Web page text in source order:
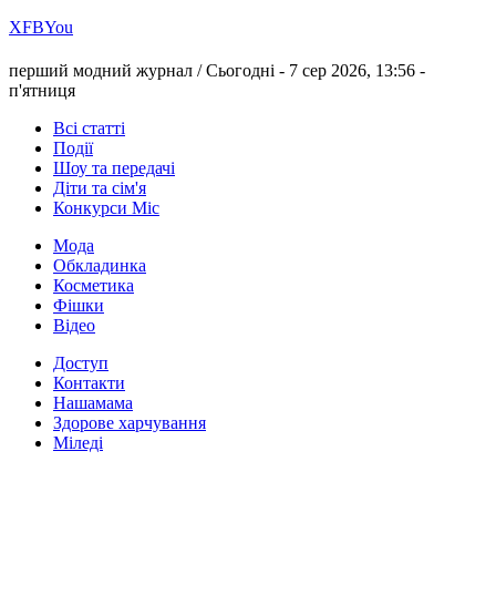
ХFBYou
перший модний журнал /Сьогодні - 7 сер 2026, 13:56 -
п'ятниця
Всі статті
Події
Шоу та передачі
Діти та сім'я
Конкурси Міс
Мода
Обкладинка
Косметика
Фішки
Відео
Доступ
Контакти
Нашамама
Здорове харчування
Міледі